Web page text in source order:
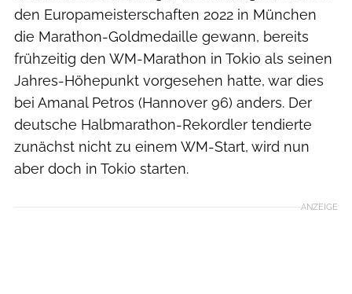
den Europameisterschaften 2022 in München
die Marathon-Goldmedaille gewann, bereits
frühzeitig den WM-Marathon in Tokio als seinen
Jahres-Höhepunkt vorgesehen hatte, war dies
bei Amanal Petros (Hannover 96) anders. Der
deutsche Halbmarathon-Rekordler tendierte
zunächst nicht zu einem WM-Start, wird nun
aber doch in Tokio starten.
ANZEIGE